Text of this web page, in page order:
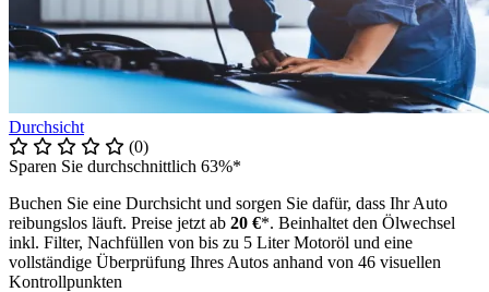
Durchsicht
(0)
Sparen Sie durchschnittlich 63%*
Buchen Sie eine Durchsicht und sorgen Sie dafür, dass Ihr Auto
reibungslos läuft. Preise jetzt ab 20 €*. Beinhaltet den Ölwechsel
inkl. Filter, Nachfüllen von bis zu 5 Liter Motoröl und eine
vollständige Überprüfung Ihres Autos anhand von 46 visuellen
Kontrollpunkten